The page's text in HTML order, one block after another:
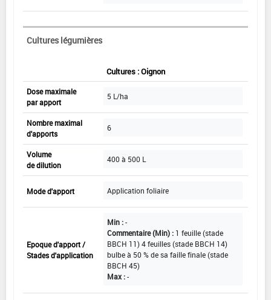
Cultures légumières
Cultures : Oignon
Dose maximale
par apport
5 L/ha
Nombre maximal
d'apports
6
Volume
de dilution
400 à 500 L
Mode d'apport Application foliaire
Epoque d'apport /
Stades d'application
Min :-
Commentaire (Min) : 1 feuille (stade
BBCH 11) 4 feuilles (stade BBCH 14)
bulbe à 50 % de sa faille finale (stade
BBCH 45)
Max :-